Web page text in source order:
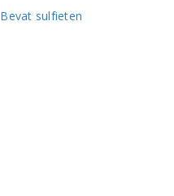
Bevat sulfieten